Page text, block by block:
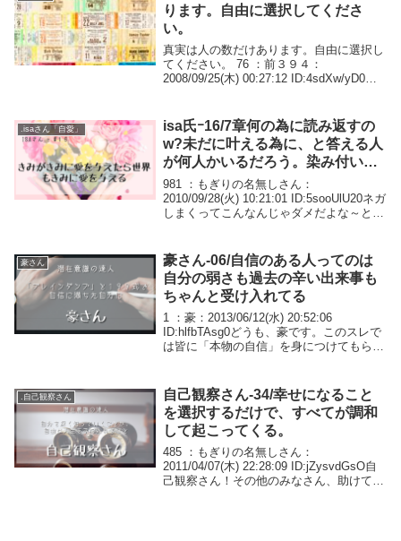
ります。自由に選択してくださ
い。
真実は人の数だけあります。自由に選択し
てください。 76 ：前３９４：
2008/09/25(木) 00:27:12 ID:4sdXw/yD0引
２１１ー...
.isaさん「自愛」
isa氏ｰ16/7章何の為に読み返すの
w?未だに叶える為に、と答える人
が何人かいるだろう。染み付いて
いて笑えるだろ。
981 ：もぎりの名無しさん：
2010/09/28(火) 10:21:01 ID:5sooUlU20ネガ
しまくってこんなんじゃダメだよな～と思
故？ 986 ：もぎりの名...
豪さん
豪さん-06/自信のある人ってのは
自分の弱さも過去の辛い出来事も
ちゃんと受け入れてる
1 ：豪：2013/06/12(水) 20:52:06
ID:hlfbTAsg0どうも、豪です。このスレで
は皆に「本物の自信」を身につけてもらい
ます！ 多くの...
.自己観察さん
自己観察さん-34/幸せになること
を選択するだけで、すべてが調和
して起こってくる。
485 ：もぎりの名無しさん：
2011/04/07(木) 22:28:09 ID:jZysvdGsO自
己観察さん！その他のみなさん、助けてく